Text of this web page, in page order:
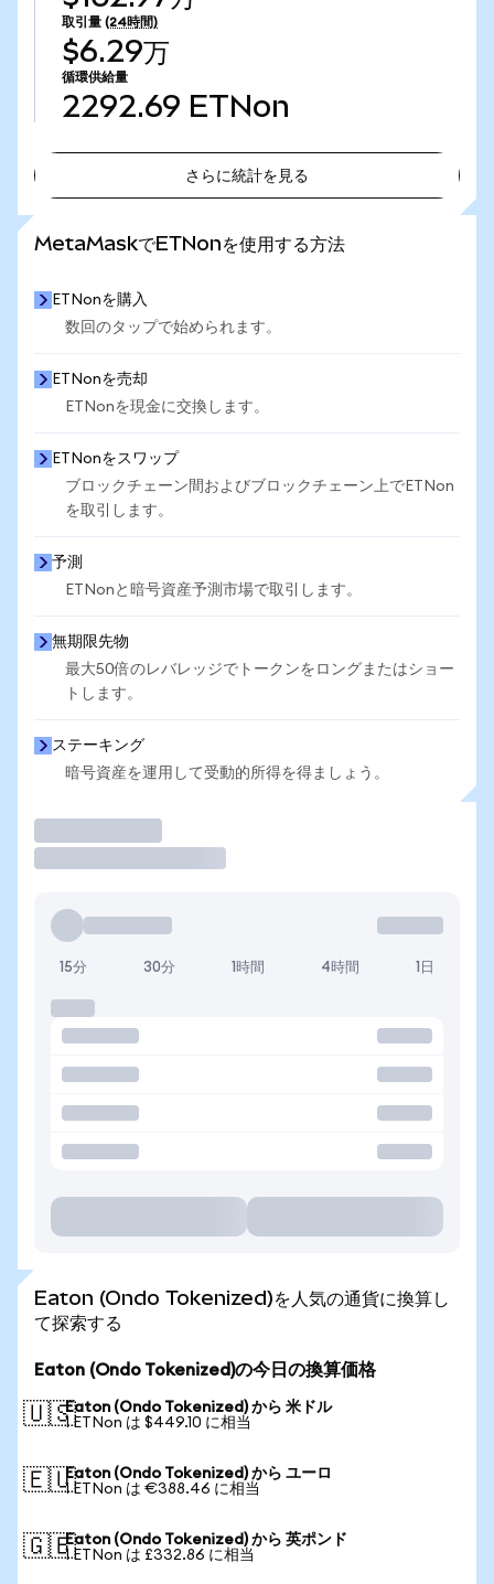
取引量 (24時間)
$6.29万
循環供給量
2292.69 ETNon
さらに統計を見る
MetaMaskでETNonを使用する方法
ETNonを購入
数回のタップで始められます。
ETNonを売却
ETNonを現金に交換します。
ETNonをスワップ
ブロックチェーン間およびブロックチェーン上でETNon
を取引します。
予測
ETNonと暗号資産予測市場で取引します。
無期限先物
最大50倍のレバレッジでトークンをロングまたはショー
トします。
ステーキング
暗号資産を運用して受動的所得を得ましょう。
15分 30分 1時間 4時間 1日
Eaton (Ondo Tokenized)を人気の通貨に換算し
て探索する
Eaton (Ondo Tokenized)の今日の換算価格
🇺🇸Eaton (Ondo Tokenized) から 米ドル
1 ETNon は $449.10 に相当
🇪🇺Eaton (Ondo Tokenized) から ユーロ
1 ETNon は €388.46 に相当
🇬🇧Eaton (Ondo Tokenized) から 英ポンド
1 ETNon は £332.86 に相当